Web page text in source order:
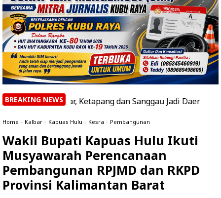
BREAKING NEWS
di Kalbar, Ketapang dan Sanggau Jadi Daerah dengan
Home » Kalbar » Kapuas Hulu » Kesra » Pembangunan
Wakil Bupati Kapuas Hulu Ikuti
Musyawarah Perencanaan
Pembangunan RPJMD dan RKPD
Provinsi Kalimantan Barat